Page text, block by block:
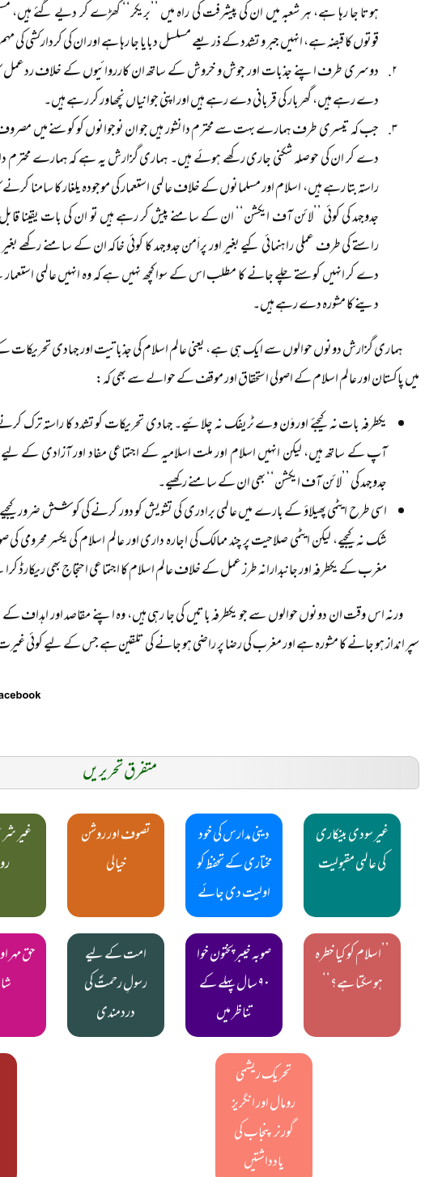
ہوتا جا رہا ہے، ہر شعبہ میں ان کی پیشرفت کی راہ میں ’’بریکر‘‘ کھڑے کر دیے گئے ہیں،
قوتوں کا قبضہ ہے، انہیں جبر و تشدد کے ذریعے مسلسل دبایا جا رہا ہے اور ان کی کردارکشی
دوسری طرف اپنے جذبات اور جوش و خروش کے ساتھ ان کارروائیوں کے خلاف ردعمل کا
دے رہے ہیں، گھربار کی قربانی دے رہے ہیں اور اپنی جوانیاں نچھاور کر رہے ہیں۔
جب کہ تیسری طرف ہمارے بہت سے محترم دانشور ہیں جو ان نوجوانوں کو کوسنے میں
دے کر ان کی حوصلہ شکنی جاری رکھے ہوئے ہیں۔ ہماری گزارش یہ ہے کہ ہمارے محترم
راستہ بتا رہے ہیں، اسلام اور مسلمانوں کے خلاف عالمی استعمار کی موجودہ یلغار کا سامنا
جدوجہد کی کوئی ’’لائن آف ایکشن‘‘ ان کے سامنے پیش کر رہے ہیں تو ان کی بات یقینا
راستے کی طرف عملی راہنمائی کیے بغیر اور پراَمن جدوجہد کا کوئی خاکہ ان کے سامنے
دے کر انہیں کوستے چلے جانے کا مطلب اس کے سوا کچھ نہیں ہے کہ وہ انہیں عالمی استعمار
دینے کا مشورہ دے رہے ہیں۔
ہماری گزارش دونوں حوالوں سے ایک ہی ہے، یعنی عالم اسلام کی جذباتیت اور جہادی تحریکات
میں پاکستان اور عالم اسلام کے اصولی استحقاق اور موقف کے حوالے سے بھی کہ:
یکطرفہ بات نہ کیجئے اور وَن وے ٹریفک نہ چلائیے۔ جہادی تحریکات کو تشدد کا راستہ ترک
آپ کے ساتھ ہیں، لیکن انہیں اسلام اور ملت اسلامیہ کے اجتماعی مفاد اور آزادی کے لیے
جدوجہد کی ’’لائن آف ایکشن‘‘ بھی ان کے سامنے رکھیے۔
اسی طرح ایٹمی پھیلاؤ کے بارے میں عالمی برادری کی تشویش کو دور کرنے کی کوشش ضرور کیجیے
شک نہ کیجیے، لیکن ایٹمی صلاحیت پر چند ممالک کی اجارہ داری اور عالم اسلام کی یکسر محرومی کی
مغرب کے یکطرفہ اور جانبدارانہ طرز عمل کے خلاف عالم اسلام کا اجتماعی احتجاج بھی ریکارڈ
ورنہ اس وقت ان دونوں حوالوں سے جو یکطرفہ باتیں کی جا رہی ہیں، وہ اپنے مقاصد اور
سپر انداز ہو جانے کا مشورہ ہے اور مغرب کی رضا پر راضی ہو جانے کی تلقین ہے جس کے لیے کوئی غیرت
متفرق تحریریں
غیر سودی بینکاری
کی عالمی مقبولیت
دینی مدارس کی خود
مختاری کے تحفظ کو
اولیت دی جائے
تصوف اور روشن
خیالی
غیر
’’اسلام کو کیا خطرہ
ہو سکتا ہے؟‘‘
صوبہ خیبر پختون خوا
۹۰ سال پہلے کے
تناظر میں
امت کے لیے
رسولِ رحمتؐ کی
دردمندی
حق مہر
تحریک ریشمی
رومال اور انگریز
گورنر پنجاب کی
یادداشتیں